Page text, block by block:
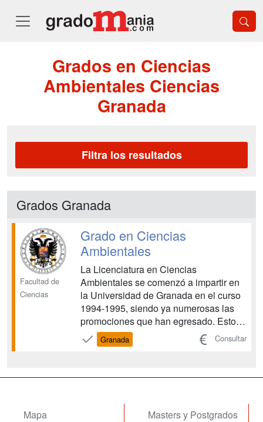
Grados en Ciencias
Ambientales Ciencias
Granada
Filtra los resultados
Grados Granada
Facultad de
Ciencias
Grado en Ciencias
Ambientales
La Licenciatura en Ciencias
Ambientales se comenzó a impartir en
la Universidad de Granada en el curso
1994-1995, siendo ya numerosas las
promociones que han egresado. Estos
estudios se incluyen en la oferta de la
Facultad de Ciencias. La creciente
Granada Consultar
Mapa
Masters y Postgrados